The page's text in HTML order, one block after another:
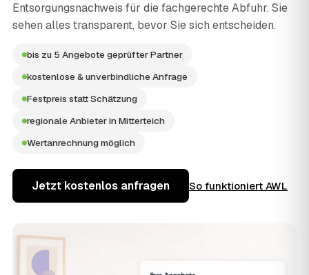
Entsorgungsnachweis für die fachgerechte Abfuhr. Sie
sehen alles transparent, bevor Sie sich entscheiden.
bis zu 5 Angebote geprüfter Partner
kostenlose & unverbindliche Anfrage
Festpreis statt Schätzung
regionale Anbieter in Mitterteich
Wertanrechnung möglich
Jetzt kostenlos anfragen So funktioniert AWL